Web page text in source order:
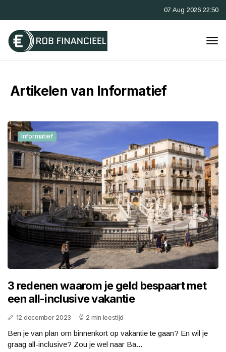
07 Aug 2026 22:50
Artikelen van Informatief
Informatief
3 redenen waarom je geld bespaart met
een all-inclusive vakantie
12 december 2023 2 min leestijd
Ben je van plan om binnenkort op vakantie te gaan? En wil je
graag all-inclusive? Zou je wel naar Ba...